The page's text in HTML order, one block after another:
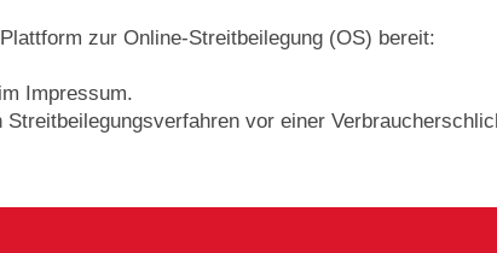
zur Online-Streitbeilegung (OS) bereit:
Impressum.
vor einer